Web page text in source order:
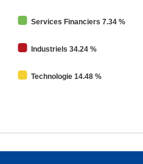
Services Financiers 7.34 %
Industriels 34.24 %
Technologie 14.48 %